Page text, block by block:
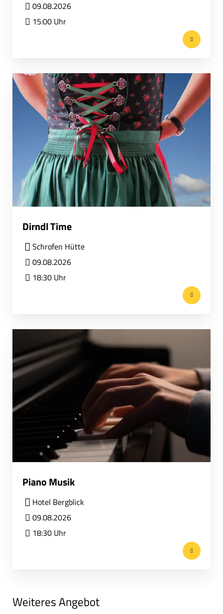
09.08.2026
15:00 Uhr
Dirndl Time
Schrofen Hütte
09.08.2026
18:30 Uhr
Piano Musik
Hotel Bergblick
09.08.2026
18:30 Uhr
Weiteres Angebot